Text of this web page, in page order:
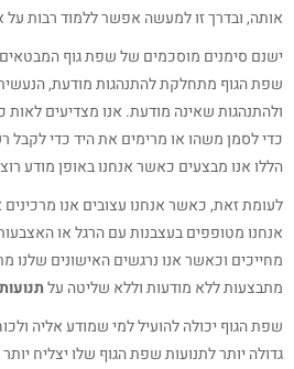
אותה, ובדרך זו למעשה אפשר ללמוד רבות
ישנם סימנים מוסכמים של שפת גוף המבטאים
שפת הגוף מתחלקת להתנהגות מודעת,
ולהתנהגות שאינה מודעת. אנו מצדיעים לאות
כדי לסמן משהו או מרימים את היד כדי לקבל
הללו אנו מבצעים כאשר אנחנו באופן מודע
לעומת זאת, כאשר אנחנו עצובים אנו
אנחנו מטופפים בעצבנות עם הרגל או
מחייכים וכאשר אנו נרגשים האישונים שלנו
מתבצעות ללא מודעות וללא שליטה על
שפת הגוף יכולה להועיל למי שמודע אליה
גדולה יותר לתנועות שפת הגוף שלו יצליח